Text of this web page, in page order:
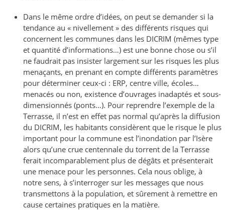
Dans le même ordre d’idées, on peut se demander si la
tendance au « nivellement » des différents risques qui
concernent les communes dans les DICRIM (mêmes type
et quantité d’informations…) est une bonne chose ou s’il
ne faudrait pas insister largement sur les risques les plus
menaçants, en prenant en compte différents paramètres
pour déterminer ceux-ci : ERP, centre ville, écoles…
menacés ou non, existence d’ouvrages inadaptés et sous-
dimensionnés (ponts…). Pour reprendre l’exemple de la
Terrasse, il n’est en effet pas normal qu’après la diffusion
du DICRIM, les habitants considèrent que le risque le plus
important pour la commune est l’inondation par l’Isère
alors qu’une crue centennale du torrent de la Terrasse
ferait incomparablement plus de dégâts et présenterait
une menace pour les personnes. Cela nous oblige, à
notre sens, à s’interroger sur les messages que nous
transmettons à la population, et sûrement à remettre en
cause certaines pratiques en la matière.